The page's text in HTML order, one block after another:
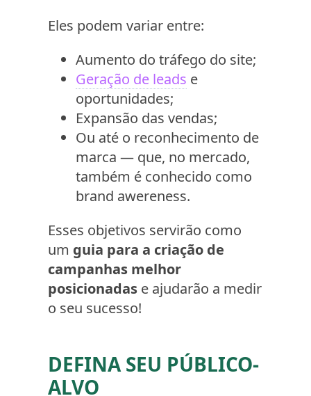
Eles podem variar entre:
Aumento do tráfego do site;
Geração de leads e
oportunidades;
Expansão das vendas;
Ou até o reconhecimento de
marca — que, no mercado,
também é conhecido como
brand awereness.
Esses objetivos servirão como
um guia para a criação de
campanhas melhor
posicionadas e ajudarão a medir
o seu sucesso!
DEFINA SEU PÚBLICO-
ALVO